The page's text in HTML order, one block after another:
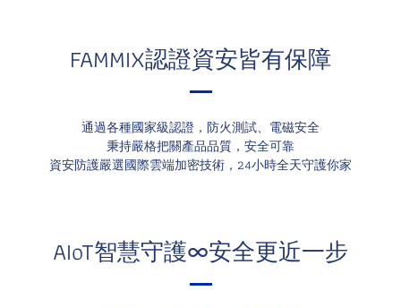
FAMMIX認證資安皆有保障
通過各種國家級認證，防火測試、電磁安全
秉持嚴格把關產品品質，安全可靠
資安防護嚴選國際雲端加密技術，24小時全天守護你家
AIoT智慧守護∞安全更近一步